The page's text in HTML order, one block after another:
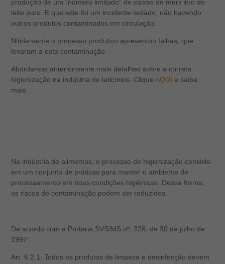
produção de um “número limitado” de caixas de meio litro de
leite puro. E que este foi um incidente isolado, não havendo
outros produtos contaminados em circulação.
Nitidamente o processo produtivo apresentou falhas, que
levaram a esta contaminação.
Abordamos anteriormente mais detalhes sobre a correta
higienização na indústria de laticínios. CliqueAQUI e saiba
mais.
Na indústria de alimentos, o processo de higienização consiste
em um conjunto de práticas para manter o ambiente de
processamento em boas condições higiênicas. Dessa forma,
os riscos de contaminação podem ser reduzidos.
De acordo com a Portaria SVS/MS nº. 326, de 30 de julho de
1997:
Art. 6.2.1: Todos os produtos de limpeza e desinfecção devem